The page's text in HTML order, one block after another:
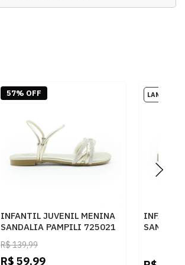
INFANTIL JUVENIL MENINA
SANDALIA PAMPILI 725021
1 DOURADO
R$139,99
R$ 59,99
57% OFF